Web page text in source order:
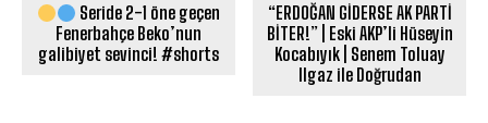
Seride 2-1 öne geçen
Fenerbahçe Beko’nun
galibiyet sevinci! #shorts
“ERDOĞAN GİDERSE AK PARTİ
BİTER!” | Eski AKP’li Hüseyin
Kocabıyık | Senem Toluay
Ilgaz ile Doğrudan